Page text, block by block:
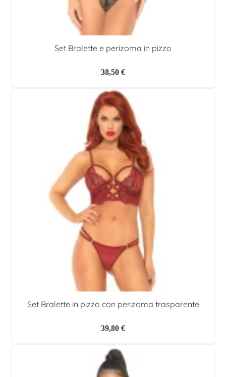
Set Bralette e perizoma in pizzo
38,50 €
Set Bralette in pizzo con perizoma trasparente
39,80 €